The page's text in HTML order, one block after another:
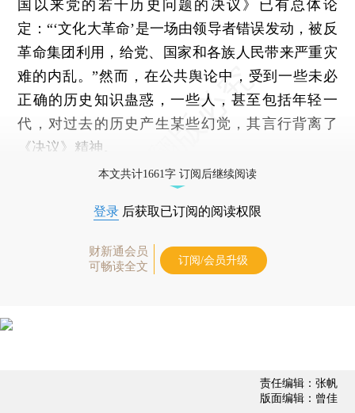
国以来党的若干历史问题的决议》已有总体论
定：“‘文化大革命’是一场由领导者错误发动，被反
革命集团利用，给党、国家和各族人民带来严重灾
难的内乱。”然而，在公共舆论中，受到一些未必
正确的历史知识蛊惑，一些人，甚至包括年轻一
代，对过去的历史产生某些幻觉，其言行背离了
《决议》精神。
本文共计1661字 订阅后继续阅读
登录 后获取已订阅的阅读权限
财新通会员
可畅读全文
订阅/会员升级
责任编辑：张帆
版面编辑：曾佳